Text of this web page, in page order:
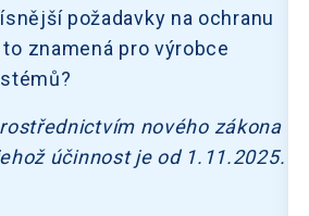
požadavky na ochranu
znamená pro výrobce
nového zákona
účinnost je od 1.11.2025.